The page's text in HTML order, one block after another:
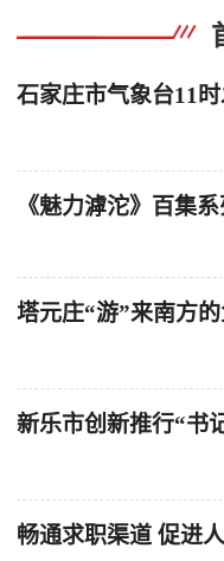
石家庄市气象台11
《魅力滹沱》百集
塔元庄“游”来南方的